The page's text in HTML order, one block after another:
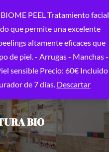
BIO
PEEL Tratamiento facial
que permite una excelente
altamente eficaces que
de piel. - Arrugas - Manchas -
sensible Precio: 60€ Incluido
de 7 días. Descartar